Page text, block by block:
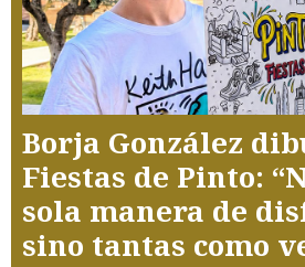
Borja González
Fiestas de Pinto:
sola manera de
sino tantas como